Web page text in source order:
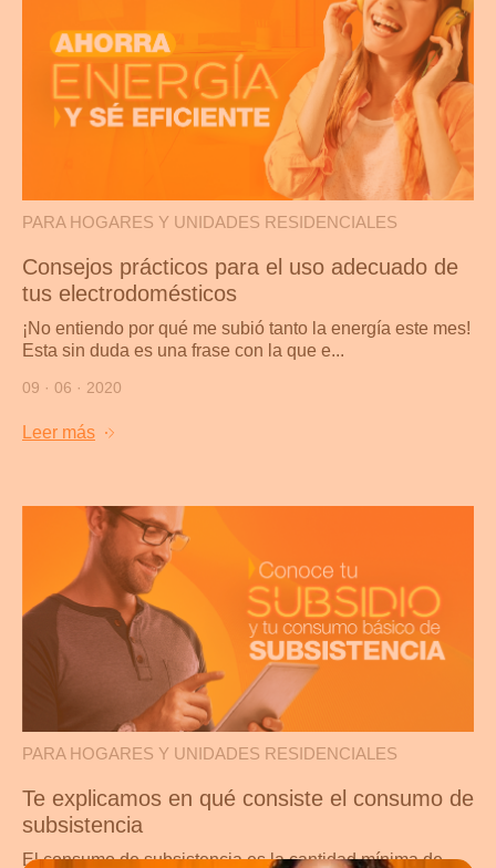
PARA HOGARES Y UNIDADES RESIDENCIALES
Consejos prácticos para el uso adecuado de
tus electrodomésticos
¡No entiendo por qué me subió tanto la energía este mes!
Esta sin duda es una frase con la que e...
09 · 06 · 2020
Leer más
PARA HOGARES Y UNIDADES RESIDENCIALES
Te explicamos en qué consiste el consumo de
subsistencia
El consumo de subsistencia es la cantidad mínima de